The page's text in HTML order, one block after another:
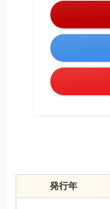
発行年